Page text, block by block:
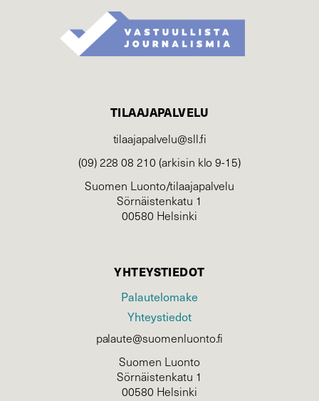
TILAAJAPALVELU
tilaajapalvelu@sll.fi
(09) 228 08 210 (arkisin klo 9-15)
Suomen Luonto/tilaajapalvelu
Sörnäistenkatu 1
00580 Helsinki
YHTEYSTIEDOT
Palautelomake
Yhteystiedot
palaute@suomenluonto.fi
Suomen Luonto
Sörnäistenkatu 1
00580 Helsinki